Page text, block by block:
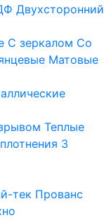
Двухсторонний
С зеркалом Со
Матовые
Теплые
3
тек Прованс